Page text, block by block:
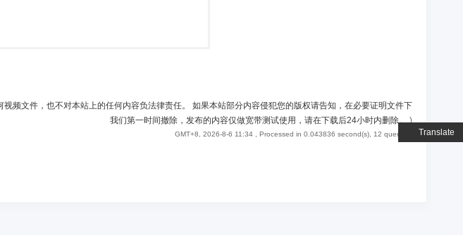
Translate
频文件，也不对本站上的任何内容负法律责任。 如果本站部分内容侵犯您的版权请告知，在必要证明文件下
我们第一时间撤除，发布的内容仅做宽带测试使用，请在下载后24小时内删除。)
GMT+8, 2026-8-6 11:34 , Processed in 0.043836 second(s), 12 queries .